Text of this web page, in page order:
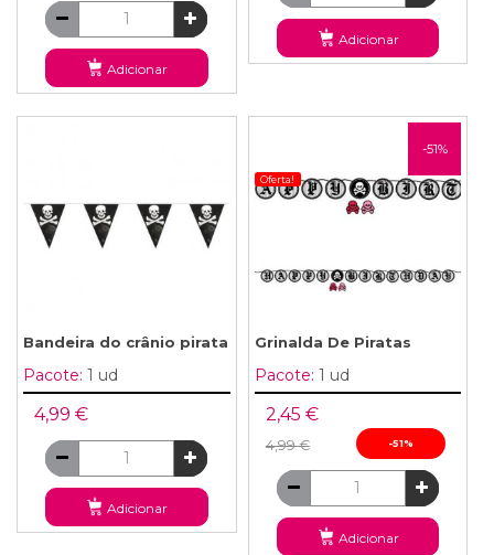
Adicionar
Adicionar
Bandeira do crânio pirata
Pacote: 1 ud
4,99 €
Adicionar
-51%
Oferta!
Grinalda De Piratas
Pacote: 1 ud
2,45 €
4,99 € -51%
Adicionar